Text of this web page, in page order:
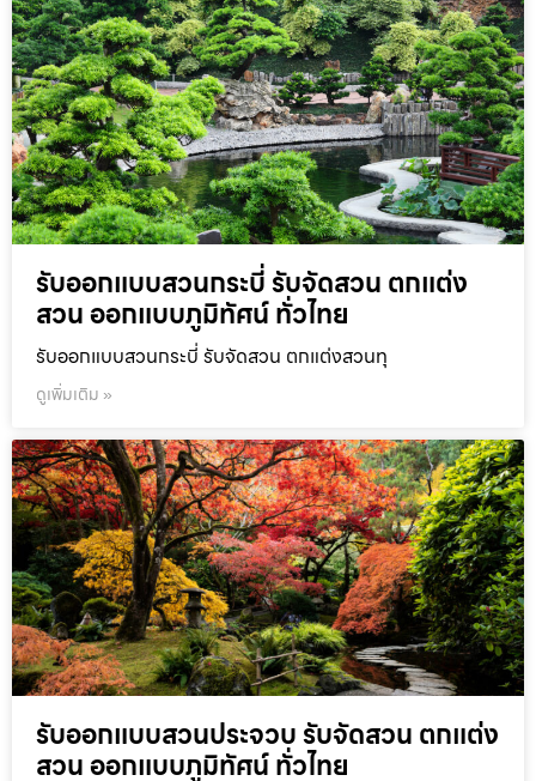
รับออกแบบสวนกระบี่ รับจัดสวน ตกแต่ง
สวน ออกแบบภูมิทัศน์ ทั่วไทย
รับออกแบบสวนกระบี่ รับจัดสวน ตกแต่งสวนทุ
ดูเพิ่มเติม »
รับออกแบบสวนประจวบ รับจัดสวน ตกแต่ง
สวน ออกแบบภูมิทัศน์ ทั่วไทย